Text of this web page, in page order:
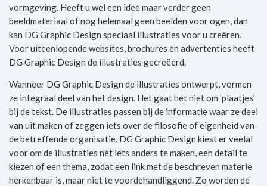
vormgeving. Heeft u wel een idee maar verder geen
beeldmateriaal of nog helemaal geen beelden voor ogen, dan
kan DG Graphic Design speciaal illustraties voor u creëren.
Voor uiteenlopende websites, brochures en advertenties heeft
DG Graphic Design de illustraties gecreëerd.
Wanneer DG Graphic Design de illustraties ontwerpt, vormen
ze integraal deel van het design. Het gaat het niet om 'plaatjes'
bij de tekst. De illustraties passen bij de informatie waar ze deel
van uit maken of zeggen iets over de filosofie of eigenheid van
de betreffende organisatie. DG Graphic Design kiest er veelal
voor om de illustraties nèt iets anders te maken, een detail te
kiezen of een thema, zodat een link met de beschreven materie
herkenbaar is, maar niet te voordehandliggend. Zo worden de